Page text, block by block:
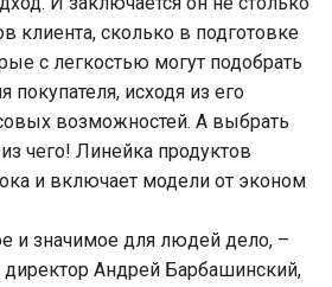
клиента, сколько в подготовке
с легкостью могут подобрать
покупателя, исходя из его
возможностей. А выбрать
чего! Линейка продуктов
и включает модели от эконом
и значимое для людей дело, –
Андрей Барбашинский,